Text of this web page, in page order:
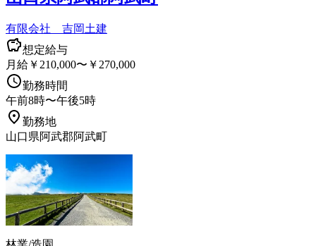
有限会社 吉岡土建
想定給与
月給￥210,000〜￥270,000
勤務時間
午前8時〜午後5時
勤務地
山口県阿武郡阿武町